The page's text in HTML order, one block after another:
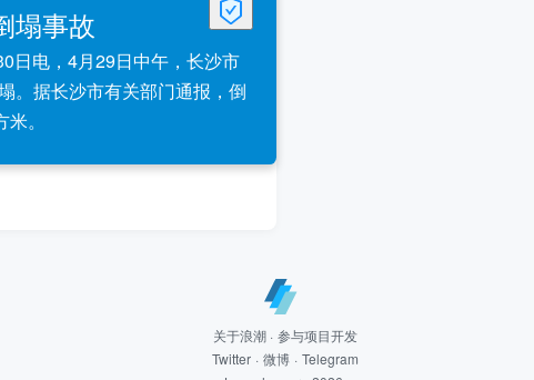
塌事故
日电，4月29日中午，长沙市
。据长沙市有关部门通报，倒
。
关于浪潮 · 参与项目开发
Twitter · 微博 · Telegram